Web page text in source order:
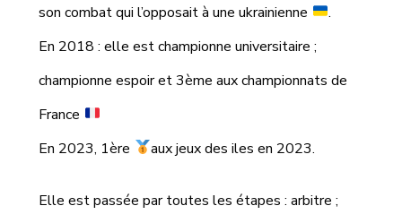
son combat qui l’opposait à une ukrainienne
.
En 2018 : elle est championne universitaire ;
championne espoir et 3ème aux championnats de
France
En 2023, 1ère
aux jeux des iles en 2023.
Elle est passée par toutes les étapes : arbitre ;